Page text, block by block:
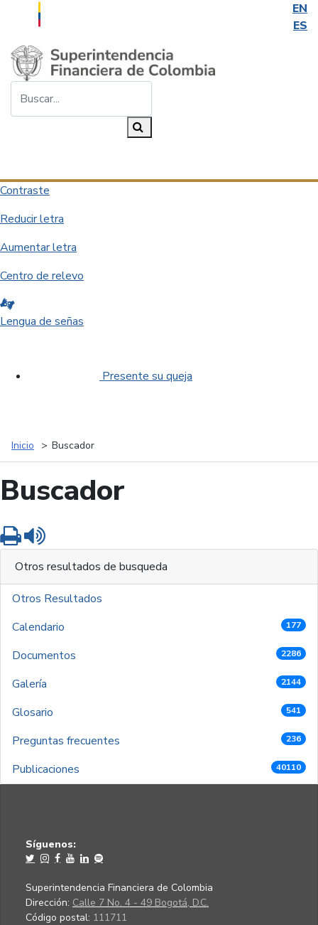
EN
ES
Saltar al contenido principal
Contraste
Reducir letra
Aumentar letra
Centro de relevo
Lengua de señas
Presente su queja
Inicio Buscador
Buscador
Imprimir
Otros resultados de busqueda
Otros Resultados
Calendario
177
Documentos 2286
Galería 2144
Glosario 541
Preguntas frecuentes 236
Publicaciones 40110
Síguenos:
Superintendencia Financiera de Colombia
Dirección: Calle 7 No. 4 - 49 Bogotá, D.C.
Código postal: 111711